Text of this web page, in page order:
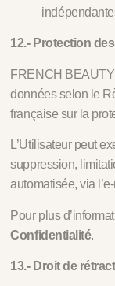
12.- Protection
FRENCH
données selon le
française sur la
L’Utilisateur peut
suppression,
automatisée, via
Pour plus
Confidentialité.
13.- Droit de